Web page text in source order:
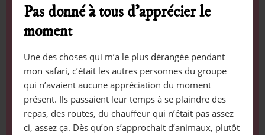
Pas donné à tous d’apprécier le
moment
Une des choses qui m’a le plus dérangée pendant
mon safari, c’était les autres personnes du groupe
qui n’avaient aucune appréciation du moment
présent. Ils passaient leur temps à se plaindre des
repas, des routes, du chauffeur qui n’était pas assez
ci, assez ça. Dès qu’on s’approchait d’animaux, plutôt